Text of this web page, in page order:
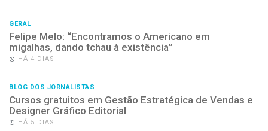
GERAL
Felipe Melo: “Encontramos o Americano em
migalhas, dando tchau à existência”
HÁ 4 DIAS
BLOG DOS JORNALISTAS
Cursos gratuitos em Gestão Estratégica de Vendas e
Designer Gráfico Editorial
HÁ 5 DIAS